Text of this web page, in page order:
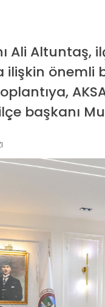
Ali Altuntaş,
ilişkin
başkanı